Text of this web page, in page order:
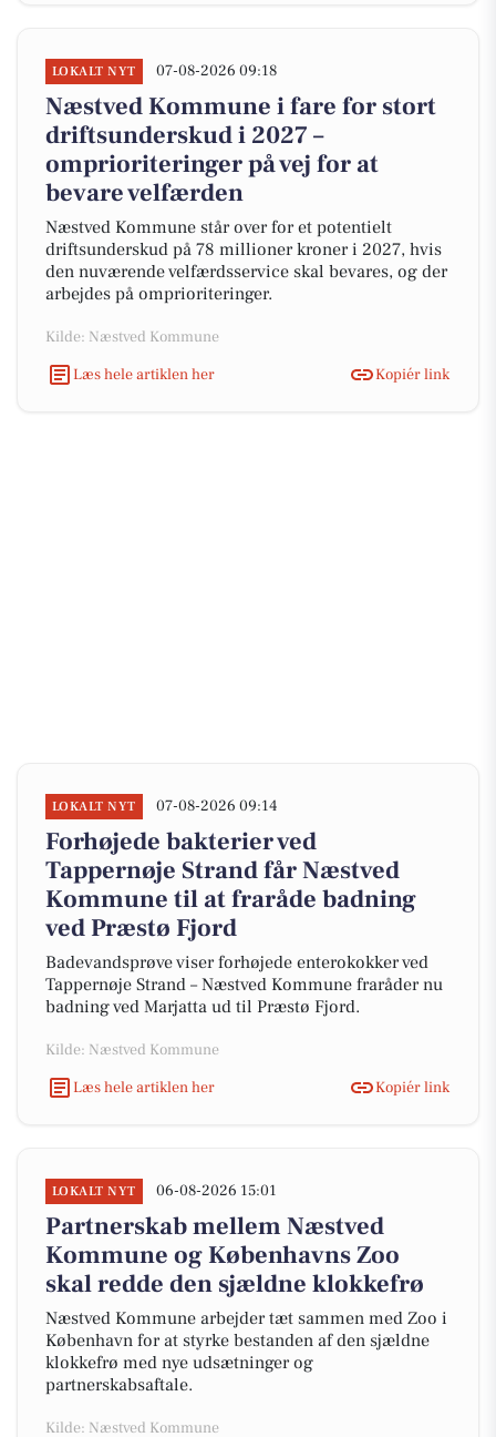
LOKALT NYT 07-08-2026 09:18
Næstved Kommune i fare for stort
driftsunderskud i 2027 –
omprioriteringer på vej for at
bevare velfærden
Næstved Kommune står over for et potentielt
driftsunderskud på 78 millioner kroner i 2027, hvis
den nuværende velfærdsservice skal bevares, og der
arbejdes på omprioriteringer.
Kilde: Næstved Kommune
Læs hele artiklen her
Kopiér link
LOKALT NYT 07-08-2026 09:14
Forhøjede bakterier ved
Tappernøje Strand får Næstved
Kommune til at fraråde badning
ved Præstø Fjord
Badevandsprøve viser forhøjede enterokokker ved
Tappernøje Strand – Næstved Kommune fraråder nu
badning ved Marjatta ud til Præstø Fjord.
Kilde: Næstved Kommune
Læs hele artiklen her
Kopiér link
LOKALT NYT 06-08-2026 15:01
Partnerskab mellem Næstved
Kommune og Københavns Zoo
skal redde den sjældne klokkefrø
Næstved Kommune arbejder tæt sammen med Zoo i
København for at styrke bestanden af den sjældne
klokkefrø med nye udsætninger og
partnerskabsaftale.
Kilde: Næstved Kommune